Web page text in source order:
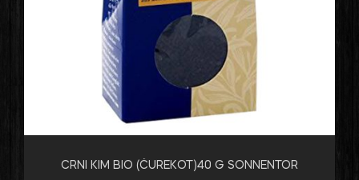
CRNI KIM BIO (ĆUREKOT)40 G SONNENTOR